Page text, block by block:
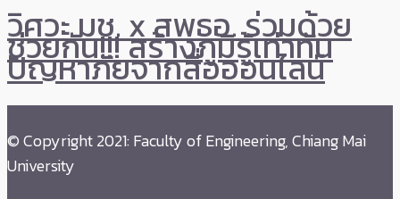
วิศวะ มช. x สพธอ. ร่วมด้วย
ช่วยกัน!!! สร้างภูมิรู้เท่าทัน
ปัญหาภัยจากสื่อออนไลน์
© Copyright 2021: Faculty of Engineering, Chiang Mai
University